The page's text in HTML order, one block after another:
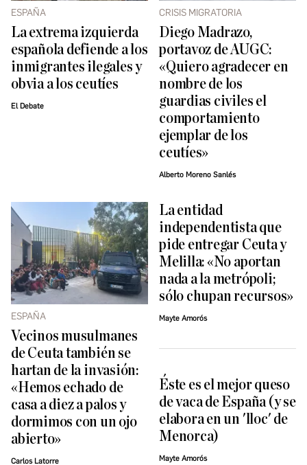
ESPAÑA
La extrema izquierda
española defiende a los
inmigrantes ilegales y
obvia a los ceutíes
El Debate
CRISIS MIGRATORIA
Diego Madrazo,
portavoz de AUGC:
«Quiero agradecer en
nombre de los
guardias civiles el
comportamiento
ejemplar de los
ceutíes»
Alberto Moreno Sanlés
ESPAÑA
Vecinos musulmanes
de Ceuta también se
hartan de la invasión:
«Hemos echado de
casa a diez a palos y
dormimos con un ojo
abierto»
Carlos Latorre
La entidad
independentista que
pide entregar Ceuta y
Melilla: «No aportan
nada a la metrópoli;
sólo chupan recursos»
Mayte Amorós
Éste es el mejor queso
de vaca de España (y se
elabora en un 'lloc' de
Menorca)
Mayte Amorós